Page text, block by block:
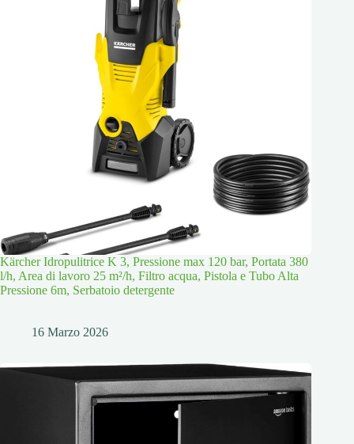
Kärcher Idropulitrice K 3, Pressione max 120 bar, Portata 380
l/h, Area di lavoro 25 m²/h, Filtro acqua, Pistola e Tubo Alta
Pressione 6m, Serbatoio detergente
16 Marzo 2026